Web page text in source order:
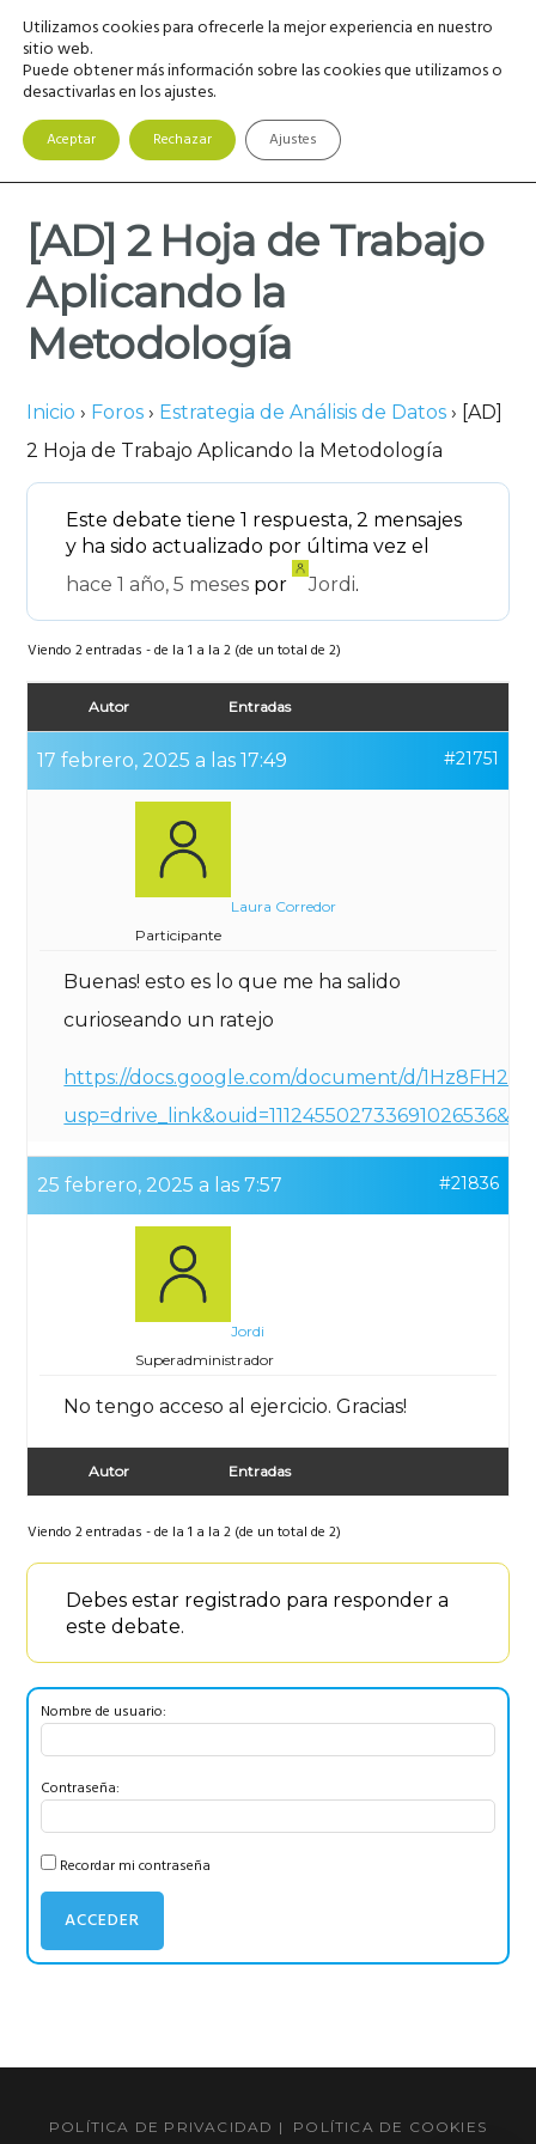
Saltar
navegación
principal
Saltar
contenido
principal
Saltar
barra
lateral
principal
MENU
[AD] 2 Hoja de Trabajo
Aplicando la
Metodología
Inicio › Foros › Estrategia de Análisis de Datos › [AD]
2 Hoja de Trabajo Aplicando la Metodología
Este debate tiene 1 respuesta, 2 mensajes
y ha sido actualizado por última vez el
hace 1 año, 5 meses por Jordi.
Viendo 2 entradas - de la 1 a la 2 (de un total de 2)
Autor Entradas
17 febrero, 2025 a las 17:49 #21751
Laura Corredor
Participante
Buenas! esto es lo que me ha salido
curioseando un ratejo
https://docs.google.com/document/d/
25 febrero, 2025 a las 7:57 #21836
Jordi
Superadministrador
No tengo acceso al ejercicio. Gracias!
Autor Entradas
Viendo 2 entradas - de la 1 a la 2 (de un total de 2)
Debes estar registrado para responder a
este debate.
Nombre de usuario:
Contraseña:
Recordar mi contraseña
ACCEDER
POLÍTICA DE PRIVACIDAD | POLÍTICA DE COOKIES
Utilizamos cookies para ofrecerle la mejor experiencia en nuestro
sitio web.
Puede obtener más información sobre las cookies que utilizamos o
desactivarlas en los ajustes.
Aceptar Rechazar Ajustes